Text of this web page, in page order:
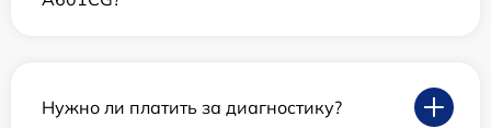
Нужно ли платить за диагностику?